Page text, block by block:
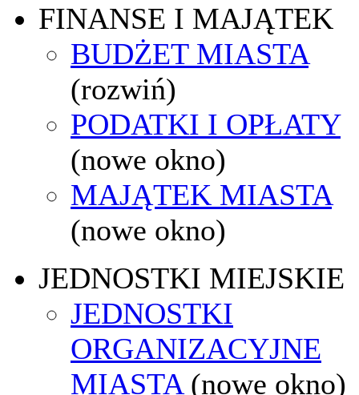
FINANSE I MAJĄTEK
BUDŻET MIASTA
(rozwiń)
PODATKI I OPŁATY
(nowe okno)
MAJĄTEK MIASTA
(nowe okno)
JEDNOSTKI MIEJSKIE
JEDNOSTKI
ORGANIZACYJNE
MIASTA (nowe okno)